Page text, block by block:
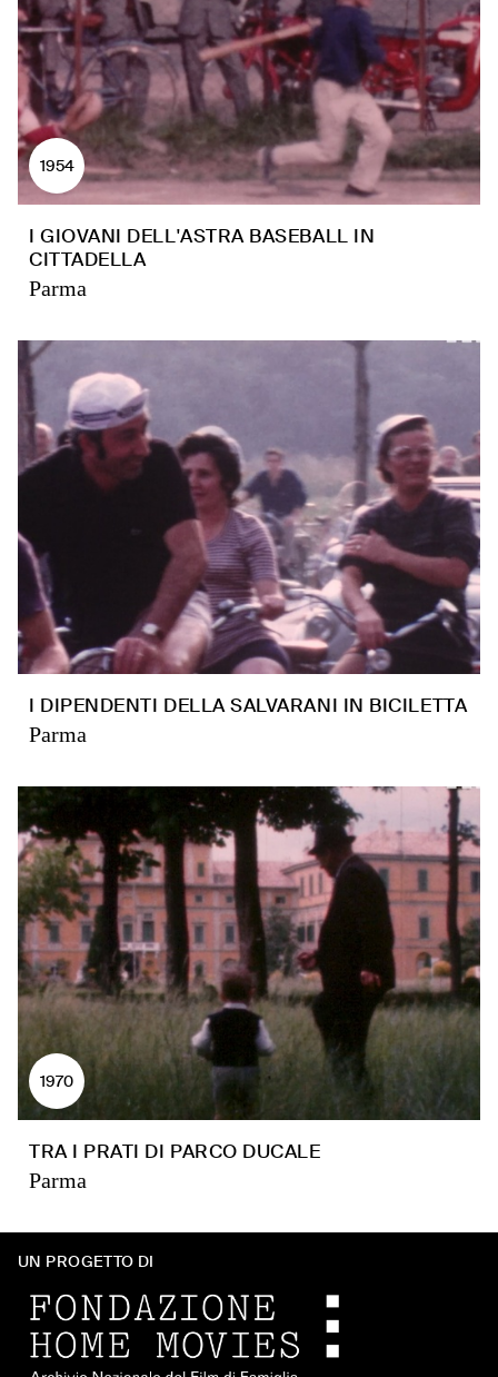
1954
I GIOVANI DELL'ASTRA BASEBALL IN
CITTADELLA
Parma
I DIPENDENTI DELLA SALVARANI IN BICILETTA
Parma
1970
TRA I PRATI DI PARCO DUCALE
Parma
UN PROGETTO DI